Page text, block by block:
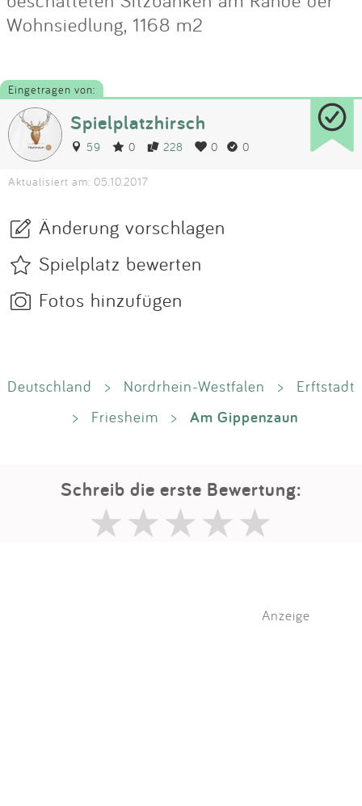
Wohnsiedlung, 1168 m2
Eingetragen von:
Spielplatzhirsch
59 0 228 0 0
Aktualisiert am: 05.10.2017
Änderung vorschlagen
Spielplatz bewerten
Fotos hinzufügen
Deutschland > Nordrhein-Westfalen >
Erftstadt
>
Friesheim > Am Gippenzaun
Schreib die erste Bewertung:
Anzeige